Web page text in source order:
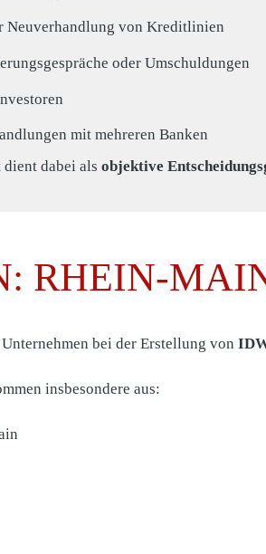
Neuverhandlung von Kreditlinien
oder Umschuldungen
mit mehreren Banken
dabei als objektive
RHEIN-
bei der Erstellung von
insbesondere aus: